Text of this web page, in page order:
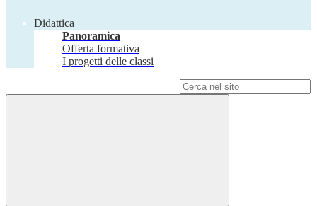
Didattica
Panoramica
Offerta formativa
I progetti delle classi